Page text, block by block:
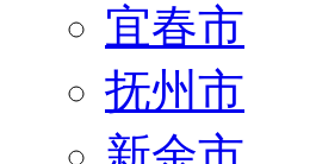
宜春市
抚州市